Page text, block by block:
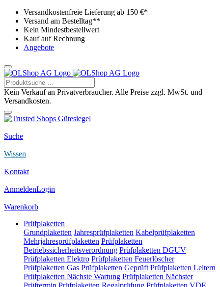
Versandkostenfreie Lieferung ab 150 €*
Versand am Bestelltag**
Kein Mindestbestellwert
Kauf auf Rechnung
Angebote
Kein Verkauf an Privatverbraucher. Alle Preise zzgl. MwSt. und
Versandkosten.
Suche
Wissen
Kontakt
AnmeldenLogin
Warenkorb
Prüfplaketten
Grundplaketten Jahresprüfplaketten Kabelprüfplaketten
Mehrjahresprüfplaketten Prüfplaketten
Betriebssicherheitsverordnung Prüfplaketten DGUV
Prüfplaketten Elektro Prüfplaketten Feuerlöscher
Prüfplaketten Gas Prüfplaketten Geprüft Prüfplaketten Leitern
Prüfplaketten Nächste Wartung Prüfplaketten Nächster
Prüftermin Prüfplaketten Regalprüfung Prüfplaketten VDE